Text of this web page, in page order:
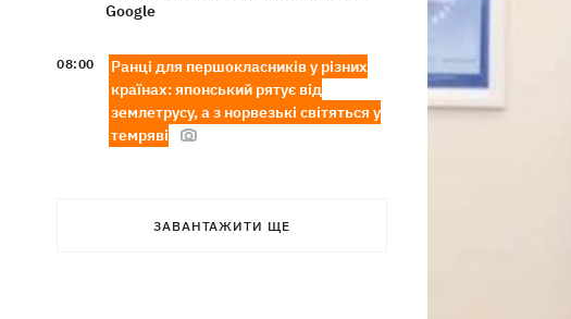
Google
08:00
Ранці для першокласників у різних
країнах: японський рятує від
землетрусу, а з норвезькі світяться у
темряві
побоюються конкуренції, - The
ЗАВАНТАЖИТИ ЩЕ